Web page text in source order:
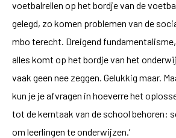
voetbalrellen op het bordje van de
gelegd, zo komen problemen van de
mbo terecht. Dreigend
alles komt op het bordje van het
vaak geen nee zeggen. Gelukkig maar.
kun je je afvragen in hoeverre het
tot de kerntaak van de school behoren:
om leerlingen te onderwijzen.’